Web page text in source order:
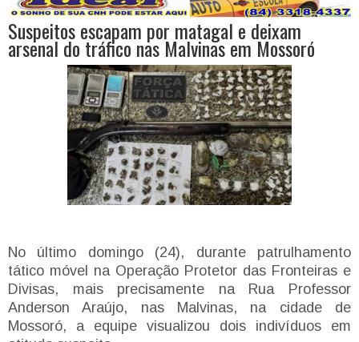
Suspeitos escapam por matagal e deixam
arsenal do tráfico nas Malvinas em Mossoró
No último domingo (24), durante patrulhamento
tático móvel na Operação Protetor das Fronteiras e
Divisas, mais precisamente na Rua Professor
Anderson Araújo, nas Malvinas, na cidade de
Mossoró, a equipe visualizou dois indivíduos em